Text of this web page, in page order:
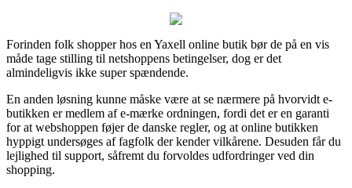
Forinden folk shopper hos en Yaxell online butik bør de på en vis
måde tage stilling til netshoppens betingelser, dog er det
almindeligvis ikke super spændende.
En anden løsning kunne måske være at se nærmere på hvorvidt e-
butikken er medlem af e-mærke ordningen, fordi det er en garanti
for at webshoppen føjer de danske regler, og at online butikken
hyppigt undersøges af fagfolk der kender vilkårene. Desuden får du
lejlighed til support, såfremt du forvoldes udfordringer ved din
shopping.